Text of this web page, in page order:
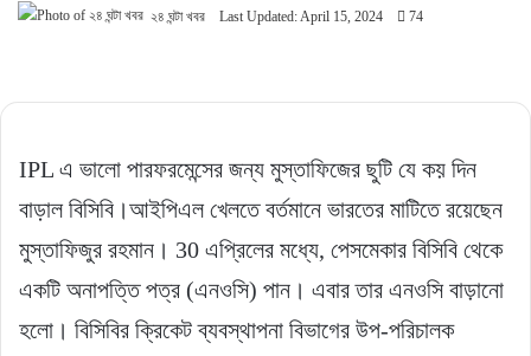
২৪ ঘন্টা খবর Last Updated: April 15, 2024 74
IPL এ ভালো পারফরমেন্সের জন্য মুস্তাফিজের ছুটি যে কয় দিন
বাড়াল বিসিবি।আইপিএল খেলতে বর্তমানে ভারতের মাটিতে রয়েছেন
মুস্তাফিজুর রহমান। 30 এপ্রিলের মধ্যে, পেসমেকার বিসিবি থেকে
একটি অনাপত্তি পত্র (এনওসি) পান। এবার তার এনওসি বাড়ানো
হলো। বিসিবির ক্রিকেট ব্যবস্থাপনা বিভাগের উপ-পরিচালক